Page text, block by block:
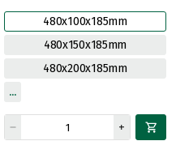
480x100x185mm
480x150x185mm
480x200x185mm